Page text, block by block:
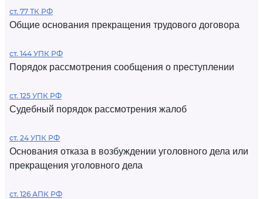
ст. 77 ТК РФ
Общие основания прекращения трудового договора
ст. 144 УПК РФ
Порядок рассмотрения сообщения о преступлении
ст. 125 УПК РФ
Судебный порядок рассмотрения жалоб
ст. 24 УПК РФ
Основания отказа в возбуждении уголовного дела или
прекращения уголовного дела
ст. 126 АПК РФ